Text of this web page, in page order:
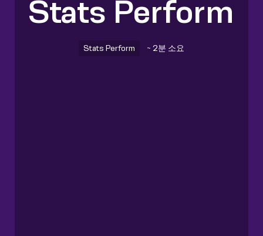
Stats Perform
Stats Perform ~ 2분 소요